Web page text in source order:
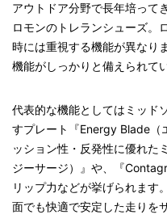
アウトドア分野で長年培って
ロモンのトレランシューズ。
時には重視する機能が異なり
機能がしっかりと備えられて
代表的な機能としてはミッド
すプレート『Energy Blade（
ッション性・反発性に優れた
ジーサージ）』や、『
リップ力などが挙げられます
面でも快適で安定した走りを